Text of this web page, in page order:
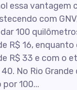
essa vantagem
com
100
R$ 16, enquanto
R$ 33 e com o
No Rio Grande
100...